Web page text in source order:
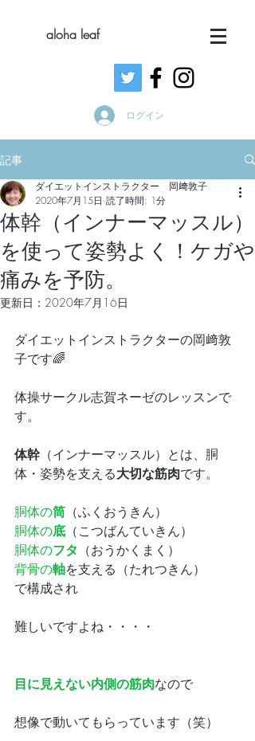
aloha leaf
ログイン
記事
体幹（インナーマッスル）
を使って姿勢よく！ケガや
痛みを予防。
ダイエットインストラクター 岡﨑敦子
2020年7月15日 読了時間: 1分
更新日： 2020年7月16日
ダイエットインストラクターの岡﨑敦
子です🌈
体操サークル志賀ネーゼのレッスンで
す。
体幹（インナーマッスル） とは、胴
体・姿勢を支える大切な筋肉です。
胴体の筒 （ふくおうきん）
胴体の底 （こつばんていきん）
胴体のフタ （おうかくまく）
背骨の軸を支える （たれつきん）
で構成され
難しいですよね・・・・
目に見えない内側の筋肉なので
想像で動いてもらっています（笑）